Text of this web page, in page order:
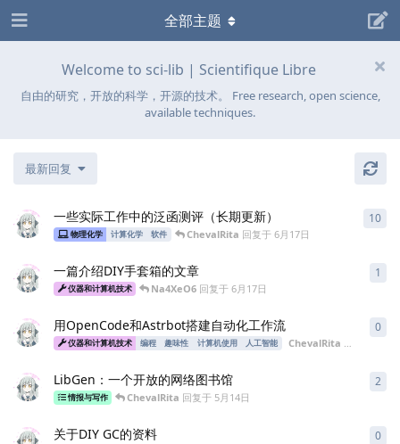
Welcome to sci-lib | Scientifique Libre
自由的研究，开放的科学，开源的技术。 Free research, open science,
available techniques.
全部主题
最新回复
一些实际工作中的泛函测评（长期更新）
物理化学 计算化学 软件 ChevalRita 回复于6月17日
10
一篇介绍DIY手套箱的文章
仪器和计算机技术 Na4XeO6 回复于6月17日
1
用OpenCode和Astrbot搭建自动化工作流
仪器和计算机技术 编程 趣味性 计算机使用 人工智能 ChevalRita
0
LibGen：一个开放的网络图书馆
情报与写作 ChevalRita 回复于 5月14日
2
关于DIY GC的资料 0